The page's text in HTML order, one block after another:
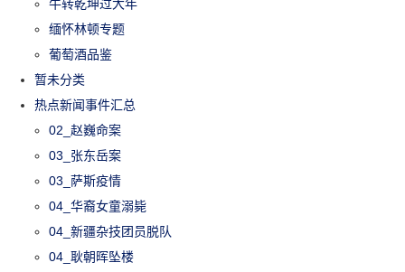
牛转乾坤过大年
缅怀林顿专题
葡萄酒品鉴
暂未分类
热点新闻事件汇总
02_赵巍命案
03_张东岳案
03_萨斯疫情
04_华裔女童溺毙
04_新疆杂技团员脱队
04_耿朝晖坠楼